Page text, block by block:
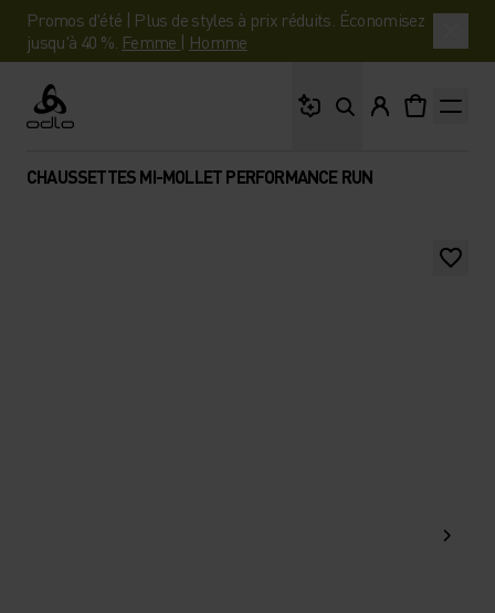
Promos d'été | Plus de styles à prix réduits. Économisez
jusqu'à 40 %. Femme | Homme
Odlo
CHAUSSETTES MI-MOLLET PERFORMANCE RUN